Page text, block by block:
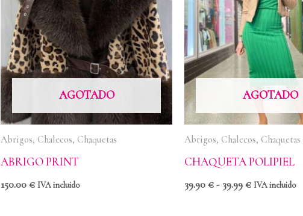
AGOTADO
Abrigos, Chalecos, Chaquetas
ABRIGO PRINT
150.00€ IVA incluido
AGOTADO
Abrigos, Chalecos, Chaquetas
CHAQUETA POLIPIEL
39.90€- 39.99€
39.90 €
hasta
39.99 €
IVA incluido